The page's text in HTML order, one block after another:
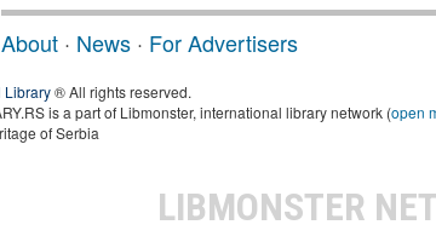
About · News · For Advertisers
Library® All rights reserved.
is a part of Libmonster, international library network (open
of Serbia
LIBMONSTER